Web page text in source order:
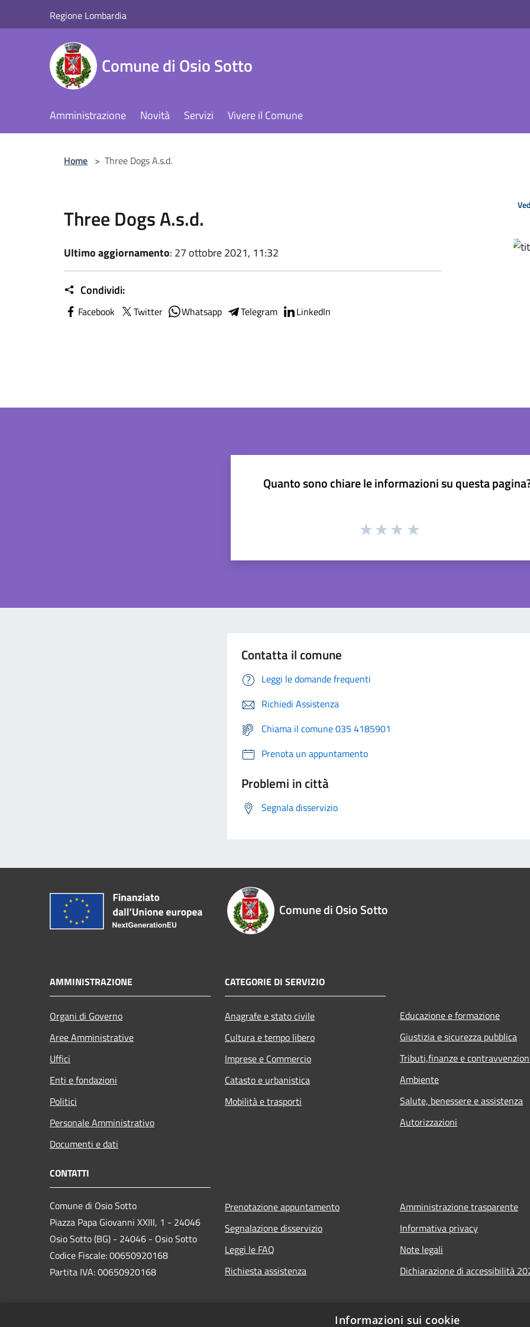
Regione Lombardia
Comune di Osio Sotto
Amministrazione Novità Servizi Vivere il Comune
Home > Three Dogs A.s.d.
Three Dogs A.s.d.
Ultimo aggiornamento: 27 ottobre 2021, 11:32
Condividi:
Facebook Twitter Whatsapp Telegram LinkedIn
Quanto sono chiare le informazioni su questa
Contatta il comune
Leggi le domande frequenti
Richiedi Assistenza
Chiama il comune 035 4185901
Prenota un appuntamento
Problemi in città
Segnala disservizio
Comune di Osio Sotto
AMMINISTRAZIONE
Organi di Governo
Aree Amministrative
Uffici
Enti e fondazioni
Politici
Personale Amministrativo
Documenti e dati
CATEGORIE DI SERVIZIO
Anagrafe e stato civile
Cultura e tempo libero
Imprese e Commercio
Catasto e urbanistica
Mobilità e trasporti
Educazione e formazione
Giustizia e sicurezza pubblica
Tributi,finanze e
Ambiente
Salute, benessere e assistenza
Autorizzazioni
CONTATTI
Comune di Osio Sotto
Piazza Papa Giovanni XXIII, 1 - 24046
Osio Sotto (BG) - 24046 - Osio Sotto
Codice Fiscale: 00650920168
Partita IVA: 00650920168
Prenotazione appuntamento
Segnalazione disservizio
Leggi le FAQ
Richiesta assistenza
Amministrazione trasparente
Informativa privacy
Note legali
Dichiarazione di accessibilità
Informazioni sui cookie